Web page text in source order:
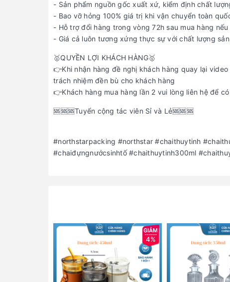
- Sản phẩm nguồn gốc xuất xứ, kiểm định chất
- Bao vỡ hỏng 100% giá trị khi vận chuyển toàn
- Hỗ trợ đổi hàng trong vòng 72h sau mua hàng nếu
- Giá cả luôn tương xứng thực sự với chất lượng
🥇QUYỀN LỢI KHÁCH HÀNG🥇
👉Khi nhận hàng đề nghị khách hàng quay lại
trách nhiệm đền bù cho khách hàng
👉Khách hàng mua hàng lần 2 vui lòng liên hệ để
️️️️️️️️️️️️️️️🆘🆘🆘Tuyển cộng tác viên Sỉ và Lẻ🆘🆘🆘
#northstarpacking #northstar #chaithuytinh
#chaiđựngnướcsinhtố #chaithuytinh300ml
4%